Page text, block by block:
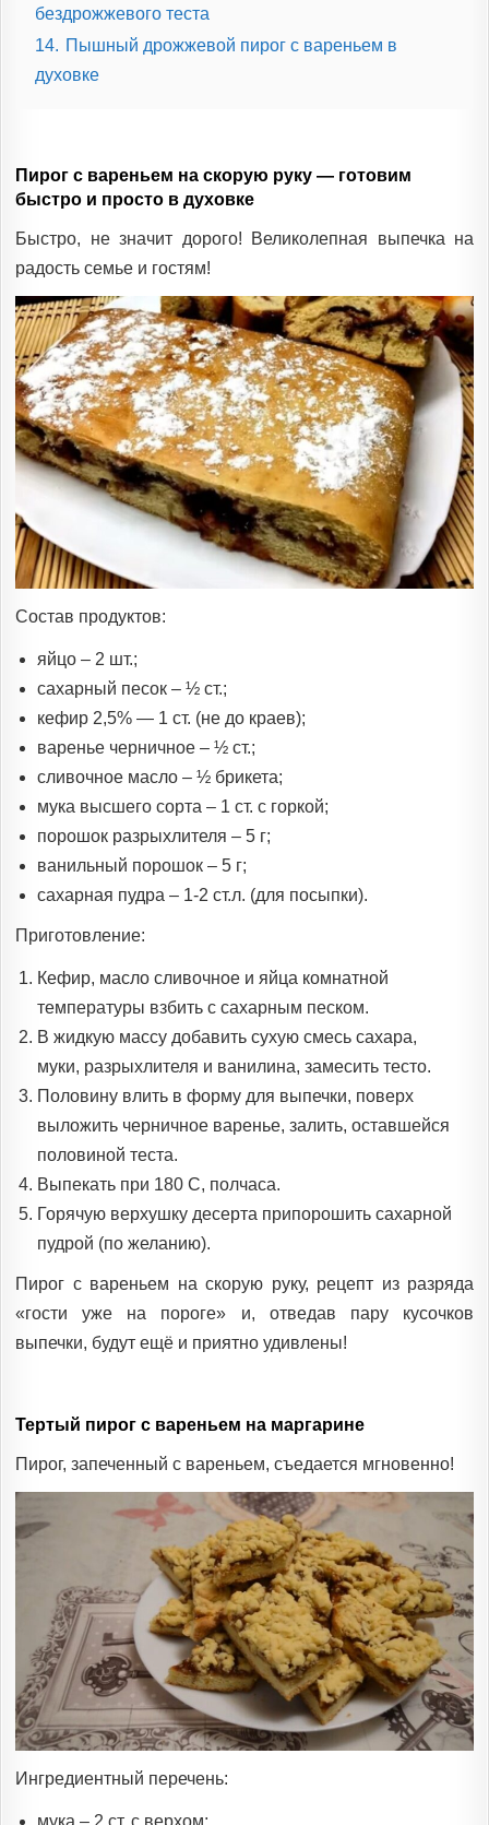
бездрожжевого теста
14. Пышный дрожжевой пирог с вареньем в
духовке
Пирог с вареньем на скорую руку — готовим
быстро и просто в духовке
Быстро, не значит дорого! Великолепная выпечка на
радость семье и гостям!
Состав продуктов:
яйцо – 2 шт.;
сахарный песок – ½ ст.;
кефир 2,5% — 1 ст. (не до краев);
варенье черничное – ½ ст.;
сливочное масло – ½ брикета;
мука высшего сорта – 1 ст. с горкой;
порошок разрыхлителя – 5 г;
ванильный порошок – 5 г;
сахарная пудра – 1-2 ст.л. (для посыпки).
Приготовление:
Кефир, масло сливочное и яйца комнатной
температуры взбить с сахарным песком.
В жидкую массу добавить сухую смесь сахара,
муки, разрыхлителя и ванилина, замесить тесто.
Половину влить в форму для выпечки, поверх
выложить черничное варенье, залить, оставшейся
половиной теста.
Выпекать при 180 С, полчаса.
Горячую верхушку десерта припорошить сахарной
пудрой (по желанию).
Пирог с вареньем на скорую руку, рецепт из разряда
«гости уже на пороге» и, отведав пару кусочков
выпечки, будут ещё и приятно удивлены!
Тертый пирог с вареньем на маргарине
Пирог, запеченный с вареньем, съедается мгновенно!
Ингредиентный перечень: